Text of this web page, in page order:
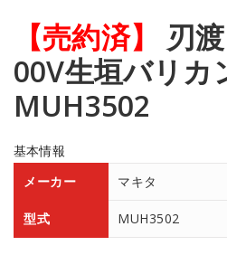
【売約済】
刃
00V生垣バリ
MUH3502
基本情報
メーカー
マキタ
型式 MUH3502